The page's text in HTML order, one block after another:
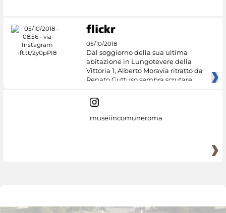
05/10/2018
Dal soggiorno della sua ultima
abitazione in Lungotevere della
Vittoria 1, Alberto Moravia ritratto da
Renato Guttuso sembra scrutare
museiincomuneroma